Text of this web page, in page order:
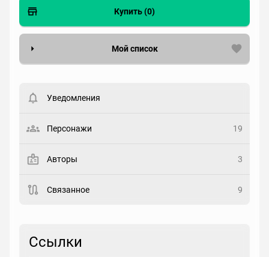
Купить (0)
Мой список
Статус
Рейтинг
Выберите реакцию
Уведомления
Персонажи 19
Авторы 3
Связанное 9
Ссылки